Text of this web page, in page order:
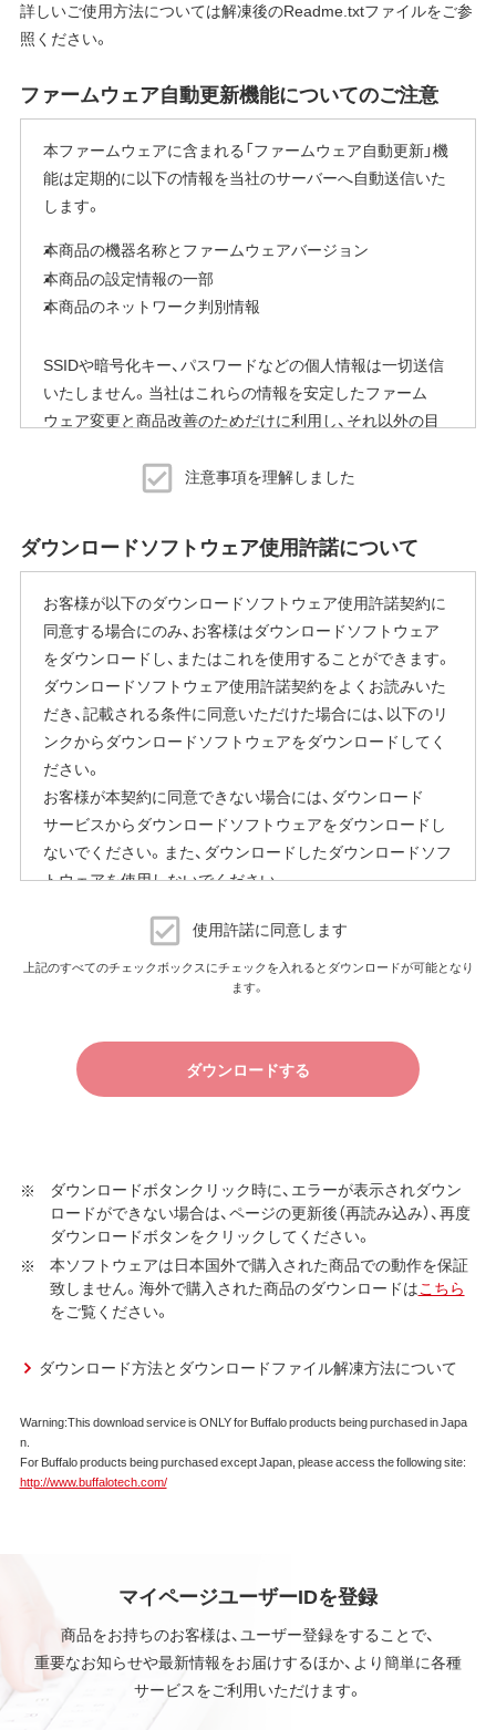
詳しいご使用方法については解凍後のReadme.txtファイルをご参
照ください。
ファームウェア自動更新機能についてのご注意
本ファームウェアに含まれる「ファームウェア自動更新」機
能は定期的に以下の情報を当社のサーバーへ自動送信いた
します。
本商品の機器名称とファームウェアバージョン
本商品の設定情報の一部
本商品のネットワーク判別情報
SSIDや暗号化キー、パスワードなどの個人情報は一切送信
いたしません。当社はこれらの情報を安定したファーム
ウェア変更と商品改善のためだけに利用し、それ以外の目
※本機能を停止する方法
完了後すぐにエアステーション設定ツールから商品本体の
設定画面を表示していただき、[管理]-[ファームウェア更新]
内の「ファームウェア自動更新機能」で"自動更新をしな
い"に変更することで停止いただけます。
設定画面の表示方法の詳細は、本商品に同梱の取扱説明書
または、当社ホームページに掲載の「エアステーション設定
ガイド」をご覧ください。
本機能にはその他に下記の注意事項がございます。
ファームウェア自動更新中はインターネットに接続できな
くなります。
従量制課金契約の場合は、ファームウェアダウンロードに
よる通信費用や、パケット通信量の超過による速度制限が
注意事項を理解しました
ダウンロードソフトウェア使用許諾について
お客様が以下のダウンロードソフトウェア使用許諾契約に
同意する場合にのみ、お客様はダウンロードソフトウェア
をダウンロードし、またはこれを使用することができます。
ダウンロードソフトウェア使用許諾契約をよくお読みいた
だき、記載される条件に同意いただけた場合には、以下のリ
ンクからダウンロードソフトウェアをダウンロードしてく
ださい。
お客様が本契約に同意できない場合には、ダウンロード
サービスからダウンロードソフトウェアをダウンロードし
ないでください。また、ダウンロードしたダウンロードソフ
トウェアを使用しないでください。
ダウンロードソフトウェア使用許諾契約
（株）バッファロー（以下、弊社といいます）は、お客様がダウ
ンロードソフトウェア使用許諾契約（以下、本契約といいま
ます）について弊社が保証契約に基づく修理を実施する際
の条件である保証契約約款、およびそれに含まれるソフト
ウェア（以下、添付ソフトウェアといいます）の使用許諾契
ア（ユーティリティ・ファームウェア・ドライバなど）を含み
以下、本ソフトウェアといいます）の使用を許諾いたしま
す。
第1条 使用許諾
弊社は、本契約に規定する条件で、本ソフトウェアの
本ソフトウェアは、著作権法その他の無体財産権に関
本ソフトウェアは、本契約に規定される条件のもとで
使用許諾するものであり、販売されるものではなく、
削除してはならないものとします。
第3条 使用制限
本ソフトウェアの用途は、購入商品またはその添付ソ
フトウェアとともに使用することのみとします。
使用許諾に同意します
上記のすべてのチェックボックスにチェックを入れるとダウンロードが可能となり
ます。
ダウンロードする
ダウンロードボタンクリック時に、エラーが表示されダウン
ロードができない場合は、ページの更新後（再読み込み）、再度
ダウンロードボタンをクリックしてください。
本ソフトウェアは日本国外で購入された商品での動作を保証
致しません。海外で購入された商品のダウンロードはこちら
をご覧ください。
ダウンロード方法とダウンロードファイル解凍方法について
Warning:This download service is ONLY for Buffalo products being purchased in Japa
n.
For Buffalo products being purchased except Japan, please access the following site:
http://www.buffalotech.com/
マイページユーザーIDを登録
商品をお持ちのお客様は、ユーザー登録をすることで、
重要なお知らせや最新情報をお届けするほか、より簡単に各種
サービスをご利用いただけます。